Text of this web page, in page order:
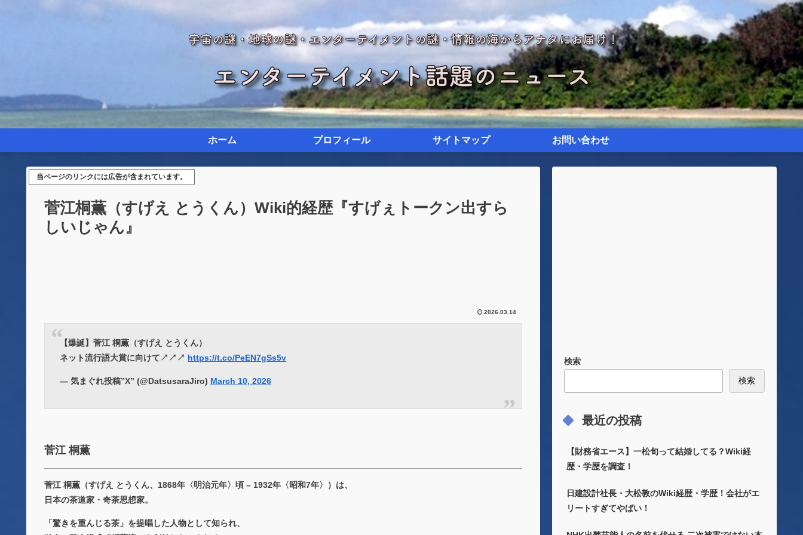
ホーム プロフィール サイトマップ お問い合わせ
当ページのリンクには広告が含まれています。
菅江桐薫（すげえ とうくん）Wiki的経歴『すげぇトークン出すら
しいじゃん』
2026.03.14
【爆誕】菅江 桐薫（すげえ とうくん）
ネット流行語大賞に向けて↗️↗️↗️ https://t.co/PeEN7gSs5v
— 気まぐれ投稿”X” (@DatsusaraJiro) March 10, 2026
菅江 桐薫
菅江 桐薫（すげえ とうくん、1868年〈明治元年〉頃 – 1932年〈昭和7年〉）は、
日本の茶道家・奇茶思想家。
「驚きを重んじる茶」を提唱した人物として知られ、
検索
検索
最近の投稿
【財務省エース】一松旬って結婚してる？Wiki経
歴・学歴を調査！
日建設計社長・大松敦のWiki経歴・学歴！会社がエ
リートすぎてやばい！